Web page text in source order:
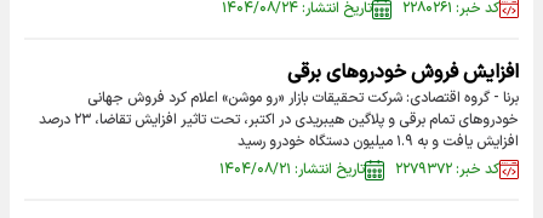
کد خبر: ۲۲۸۰۲۶۱
تاریخ انتشار: ۱۴۰۴/۰۸/۲۴
افزایش فروش خودروهای برقی
برنا - گروه اقتصادی: شرکت تحقیقات بازار «رو موشن» اعلام کرد فروش جهانی
خودروهای تمام برقی و پلاگین هیبریدی در اکتبر، تحت تاثیر افزایش تقاضا، ۲۳ درصد
افزایش یافت و به ۱.۹ میلیون دستگاه خودرو رسید
کد خبر: ۲۲۷۹۳۷۲
تاریخ انتشار: ۱۴۰۴/۰۸/۲۱